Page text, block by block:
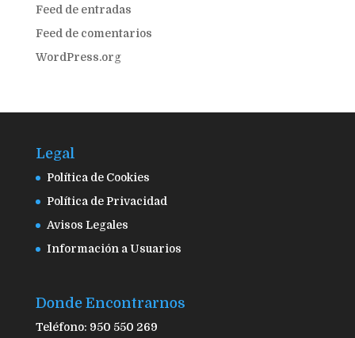
Feed de entradas
Feed de comentarios
WordPress.org
Legal
Política de Cookies
Política de Privacidad
Avisos Legales
Información a Usuarios
Donde Encontrarnos
Teléfono: 950 550 269